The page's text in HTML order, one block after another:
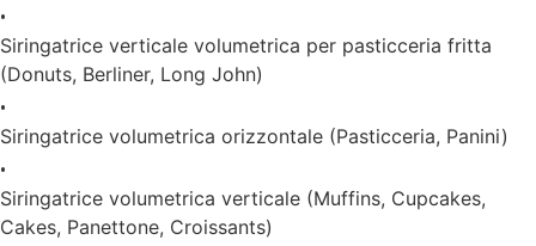
•
Siringatrice verticale volumetrica per pasticceria fritta
(Donuts, Berliner, Long John)
•
Siringatrice volumetrica orizzontale (Pasticceria, Panini)
•
Siringatrice volumetrica verticale (Muffins, Cupcakes,
Cakes, Panettone, Croissants)